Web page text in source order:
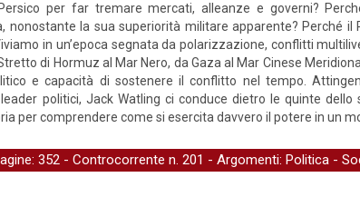
per far tremare mercati, alleanze e governi?
nonostante la sua superiorità militare apparente?
in un’epoca segnata da polarizzazione, conflitti
di Hormuz al Mar Nero, da Gaza al Mar Cinese
e capacità di sostenere il conflitto nel tempo.
politici, Jack Watling ci conduce dietro le quinte
per comprendere come si esercita davvero il potere in un
352 - Controcorrente n. 201 - Argomenti: Politica -